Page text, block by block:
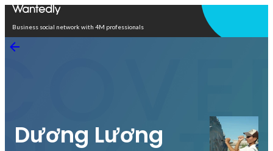
Business social network with 4M professionals
Dương Lương